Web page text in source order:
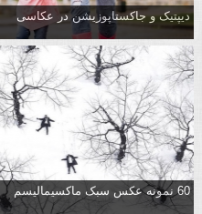
دیپتیک و جاکستا‌پوزیشن در عکاسی
60 نمونه عکس سبک ماکسیمالیسم